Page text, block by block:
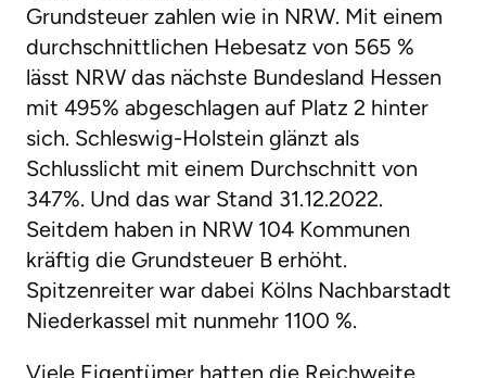
Grundsteuer zahlen wie in NRW. Mit einem
durchschnittlichen Hebesatz von 565 %
lässt NRW das nächste Bundesland Hessen
mit 495% abgeschlagen auf Platz 2 hinter
sich. Schleswig-Holstein glänzt als
Schlusslicht mit einem Durchschnitt von
347%. Und das war Stand 31.12.2022.
Seitdem haben in NRW 104 Kommunen
kräftig die Grundsteuer B erhöht.
Spitzenreiter war dabei Kölns Nachbarstadt
Niederkassel mit nunmehr 1100 %.
Viele Eigentümer hatten die Reichweite